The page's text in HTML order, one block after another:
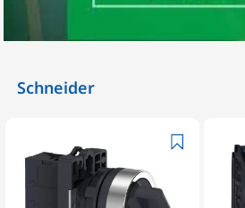
Schneider